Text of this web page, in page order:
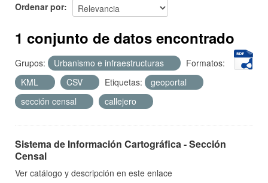
Acerca de
Ordenar por
1 conjunto de datos encontrado
Grupos: Urbanismo e infraestructuras
Formatos:
KML
CSV Etiquetas:
geoportal
sección censal
callejero
Sistema de Información Cartográfica - Sección
Censal
Ver catálogo y descripción en este enlace